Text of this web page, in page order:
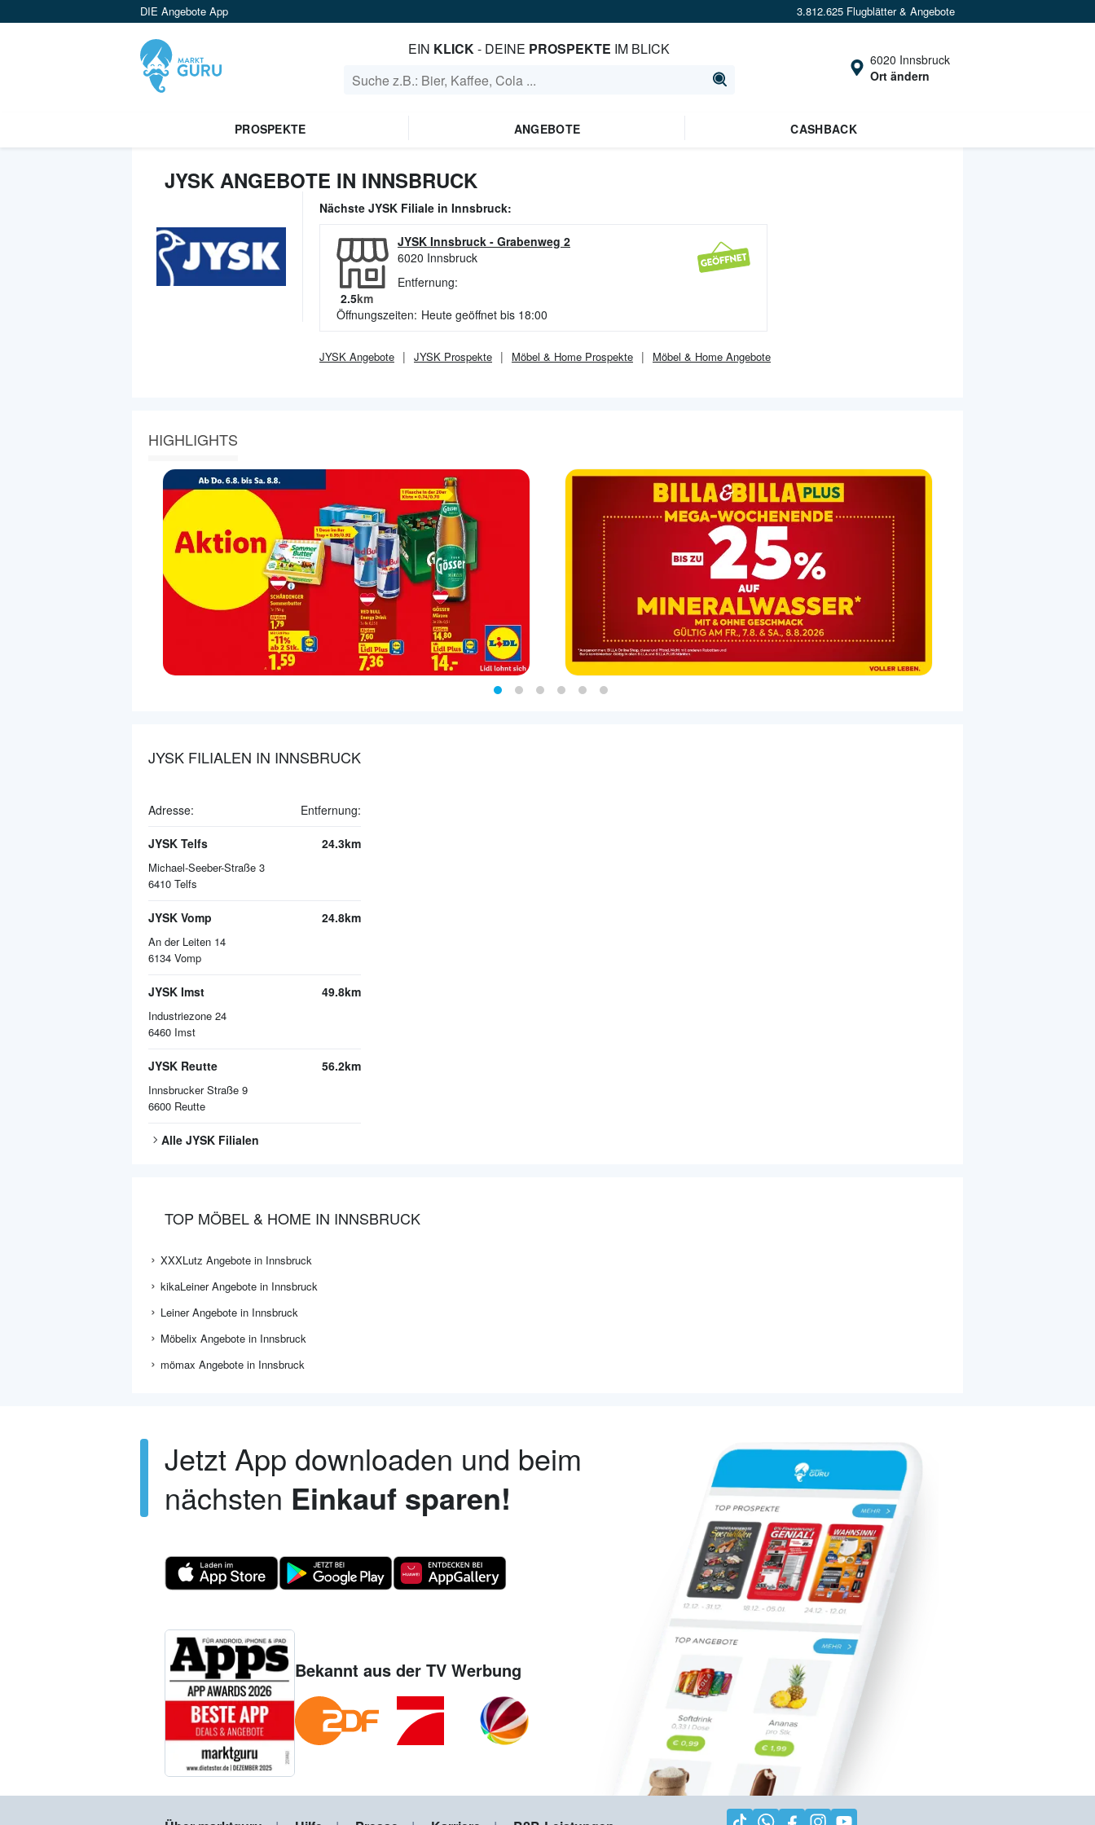
DIE Angebote App 3.812.625 Flugblätter & Angebote
EIN KLICK- DEINE PROSPEKTE IM BLICK
6020 Innsbruck
Ort ändern
PROSPEKTE ANGEBOTE CASHBACK
JYSK ANGEBOTE IN INNSBRUCK
Nächste JYSK Filiale in Innsbruck:
JYSK Innsbruck - Grabenweg 2
6020 Innsbruck
Entfernung:
2.5km
Öffnungszeiten: Heute geöffnet bis 18:00
JYSK Angebote JYSK Prospekte Möbel & Home Prospekte Möbel & Home Angebote
HIGHLIGHTS
JYSK FILIALEN IN INNSBRUCK
Adresse: Entfernung:
JYSK Telfs
Michael-Seeber-Straße 3
6410 Telfs
24.3km
JYSK Vomp
An der Leiten 14
6134 Vomp
24.8km
JYSK Imst
Industriezone 24
6460 Imst
49.8km
JYSK Reutte
Innsbrucker Straße 9
6600 Reutte
56.2km
Alle JYSK Filialen
TOP MÖBEL & HOME IN INNSBRUCK
XXXLutz Angebote in Innsbruck
kikaLeiner Angebote in Innsbruck
Leiner Angebote in Innsbruck
Möbelix Angebote in Innsbruck
mömax Angebote in Innsbruck
Jetzt App downloaden und beim
nächsten Einkauf sparen!
Bekannt aus der TV Werbung